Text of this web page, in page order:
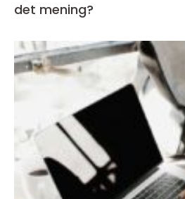
det mening?